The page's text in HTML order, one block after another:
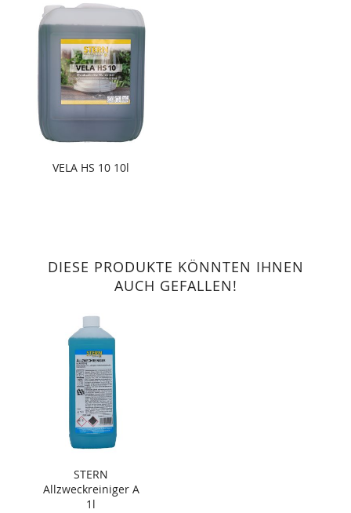
VELA HS 10 10l
DIESE PRODUKTE KÖNNTEN IHNEN
AUCH GEFALLEN!
STERN
Allzweckreiniger A
1l